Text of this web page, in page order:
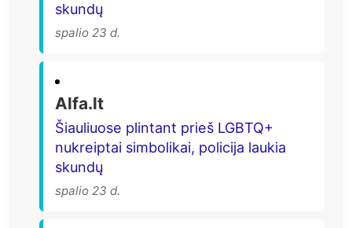
skundų
spalio 23 d.
Alfa.lt
Šiauliuose plintant prieš LGBTQ+
nukreiptai simbolikai, policija laukia
skundų
spalio 23 d.